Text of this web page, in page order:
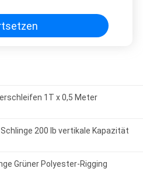
1T x 0,5 Meter
200 lb vertikale Kapazität
Grüner Polyester-Rigging